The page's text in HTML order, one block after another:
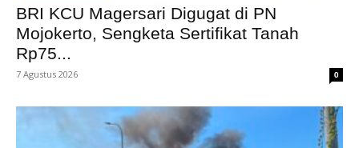
BRI KCU Magersari Digugat di PN
Mojokerto, Sengketa Sertifikat Tanah
Rp75...
7 Agustus 2026 0